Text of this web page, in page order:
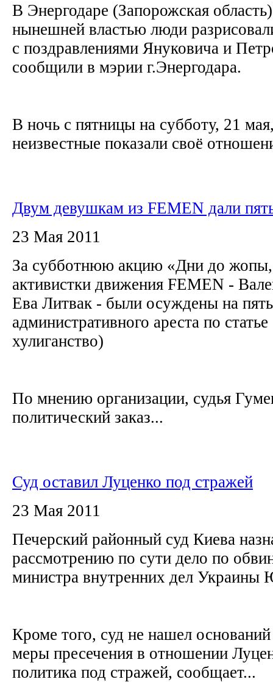
В Энергодаре (Запорожская
нынешней властью люди
с поздравлениями Януковича и
сообщили в мэрии г.Энергодара.
В ночь с пятницы на субботу, 21
неизвестные показали своё
Двум девушкам из FEMEN дали
23 Мая 2011
За субботнюю акцию «Дни до
активистки движения FEMEN -
Ева Литвак - были осуждены на
административного ареста по
хулиганство)
По мнению организации, судья
политический заказ...
Суд оставил Луценко под стражей
23 Мая 2011
Печерский районный суд Киева
рассмотрению по сути дело по
министра внутренних дел
Кроме того, суд не нашел
меры пресечения в отношении
политика под стражей, сообщает...